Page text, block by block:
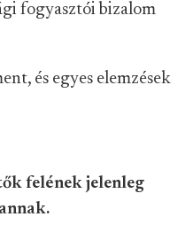
fogyasztói bizalom
és egyes elemzések
felének jelenleg